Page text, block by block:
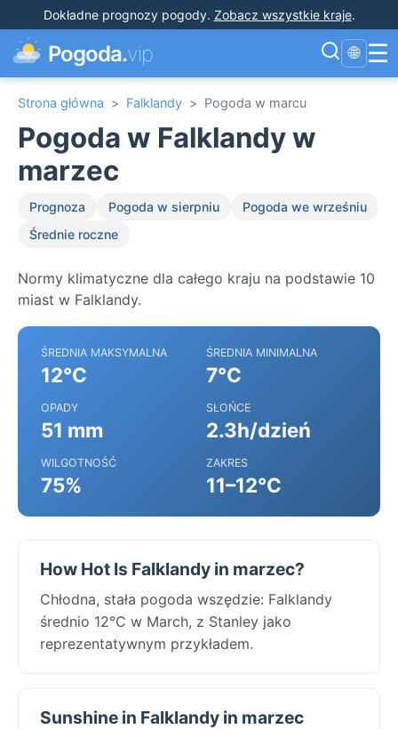
Dokładne prognozy pogody. Zobacz wszystkie kraje.
Pogoda.vip 🌐 ☰
Strona główna > Falklandy > Pogoda w marcu
Pogoda w Falklandy w
marzec
Prognoza Pogoda w sierpniu
Pogoda we wrześniu
Średnie roczne
Normy klimatyczne dla całego kraju na podstawie 10
miast w Falklandy.
ŚREDNIA MAKSYMALNA
12°C
ŚREDNIA MINIMALNA
7°C
OPADY
51 mm
SŁOŃCE
2.3h/dzień
WILGOTNOŚĆ
75%
ZAKRES
11–12°C
How Hot Is Falklandy in marzec?
Chłodna, stała pogoda wszędzie: Falklandy
średnio 12°C w March, z Stanley jako
reprezentatywnym przykładem.
Sunshine in Falklandy in marzec